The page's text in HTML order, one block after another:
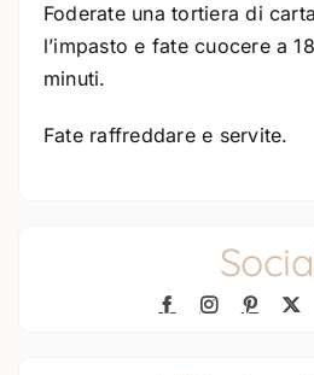
Foderate una tortiera di
l’impasto e fate cuocere a
minuti.
Fate raffreddare e servite.